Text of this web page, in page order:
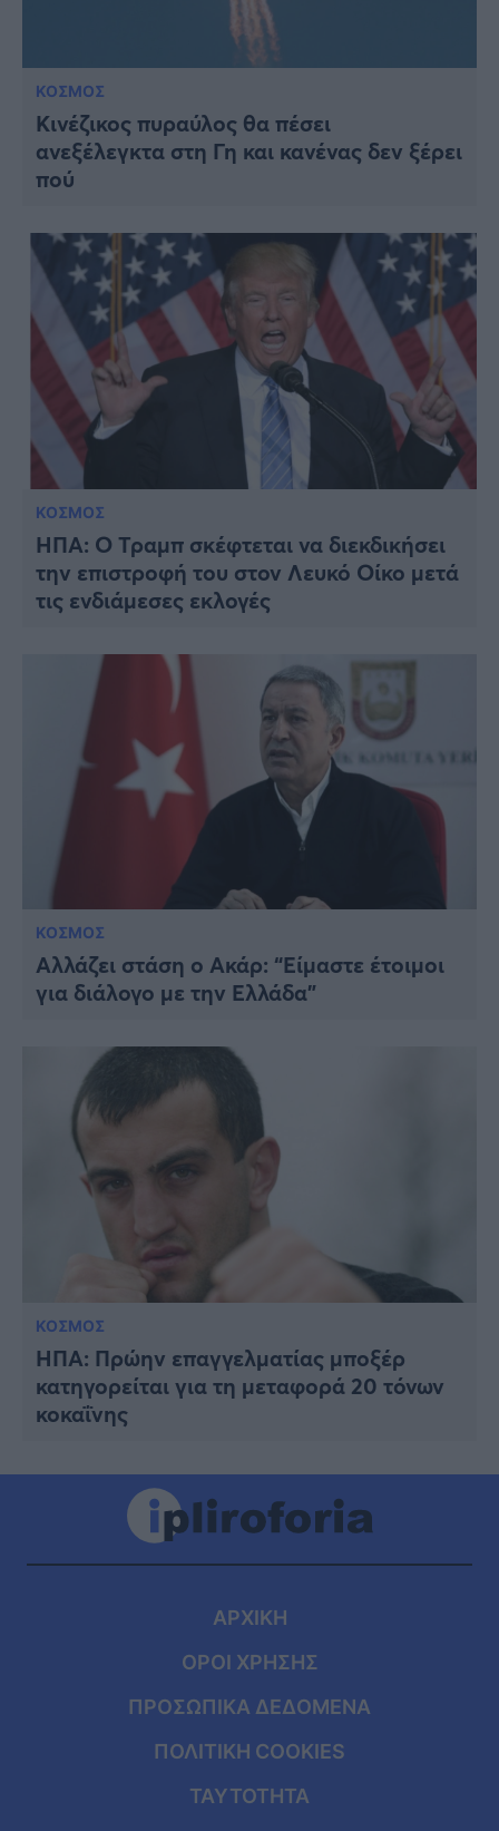
ΚΟΣΜΟΣ
Κινέζικος πυραύλος θα πέσει
ανεξέλεγκτα στη Γη και κανένας δεν ξέρει
πού
ΚΟΣΜΟΣ
ΗΠΑ: Ο Τραμπ σκέφτεται να διεκδικήσει
την επιστροφή του στον Λευκό Οίκο μετά
τις ενδιάμεσες εκλογές
ΚΟΣΜΟΣ
Αλλάζει στάση ο Ακάρ: “Είμαστε έτοιμοι
για διάλογο με την Ελλάδα”
ΚΟΣΜΟΣ
ΗΠΑ: Πρώην επαγγελματίας μποξέρ
κατηγορείται για τη μεταφορά 20 τόνων
κοκαΐνης
ΑΡΧΙΚΗ
ΟΡΟΙ ΧΡΗΣΗΣ
ΠΡΟΣΩΠΙΚΑ ΔΕΔΟΜΕΝΑ
ΠΟΛΙΤΙΚΗ COOKIES
ΤΑΥΤΟΤΗΤΑ